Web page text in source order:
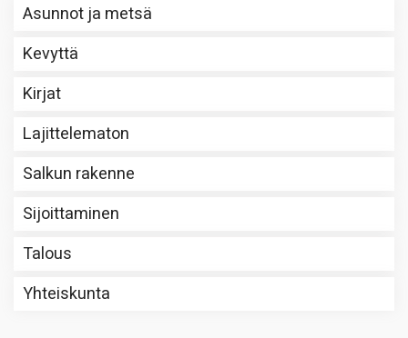
Asunnot ja metsä
Kevyttä
Kirjat
Lajittelematon
Salkun rakenne
Sijoittaminen
Talous
Yhteiskunta